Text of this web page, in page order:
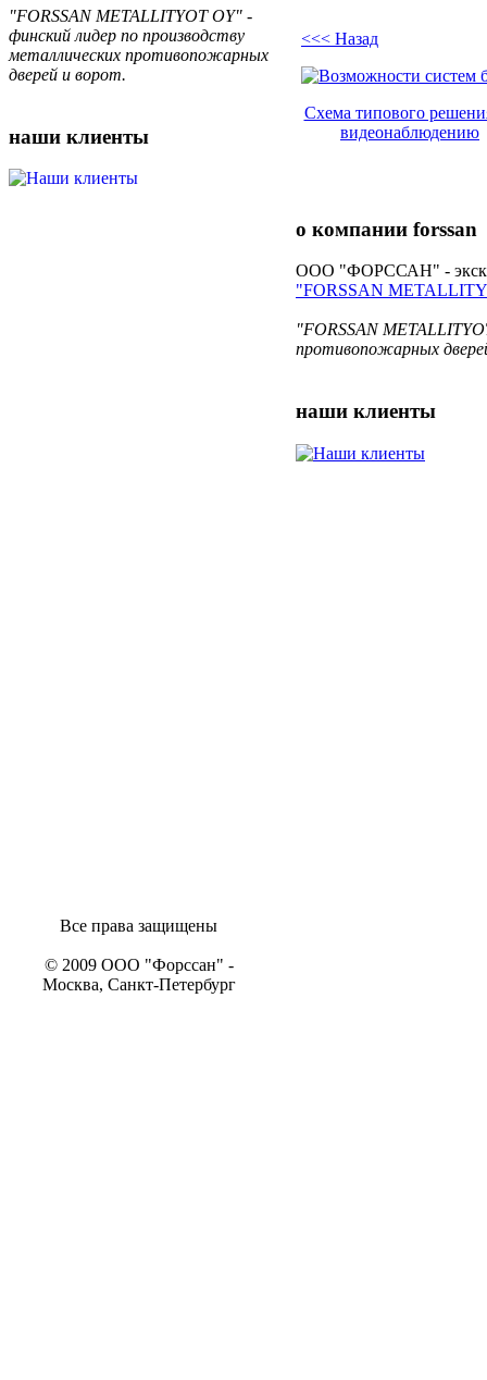
"FORSSAN METALLITYOT OY" -
финский лидер по производству
металлических противопожарных
дверей и ворот.
наши клиенты
<<< Назад
Схема типового
видеонаблюдению
о компании forssan
ООО "ФОРССАН" -
"FORSSAN
"FORSSAN
противопожарных
наши клиенты
Все права защищены
© 2009 ООО "Форссан" -
Москва, Санкт-Петербург